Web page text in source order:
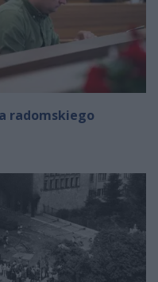
radomskiego